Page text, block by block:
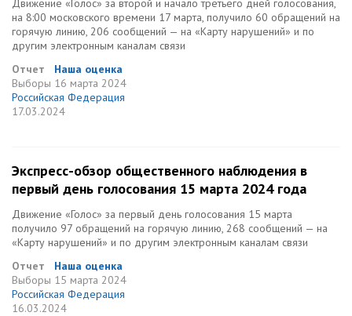
Движение «Голос» за второй и начало третьего дней голосования,
на 8:00 московского времени 17 марта, получило 60 обращений на
горячую линию, 206 сообщений — на «Карту нарушений» и по
другим электронным каналам связи
Отчет
Наша оценка
Выборы 16 марта 2024
Российская Федерация
17.03.2024
Экспресс-обзор общественного наблюдения в
первый день голосования 15 марта 2024 года
Движение «Голос» за первый день голосования 15 марта
получило 97 обращений на горячую линию, 268 сообщений — на
«Карту нарушений» и по другим электронным каналам связи
Отчет
Наша оценка
Выборы 15 марта 2024
Российская Федерация
16.03.2024